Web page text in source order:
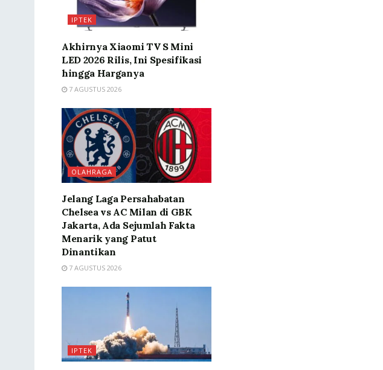
IPTEK
Akhirnya Xiaomi TV S Mini
LED 2026 Rilis, Ini Spesifikasi
hingga Harganya
7 AGUSTUS 2026
OLAHRAGA
Jelang Laga Persahabatan
Chelsea vs AC Milan di GBK
Jakarta, Ada Sejumlah Fakta
Menarik yang Patut
Dinantikan
7 AGUSTUS 2026
IPTEK